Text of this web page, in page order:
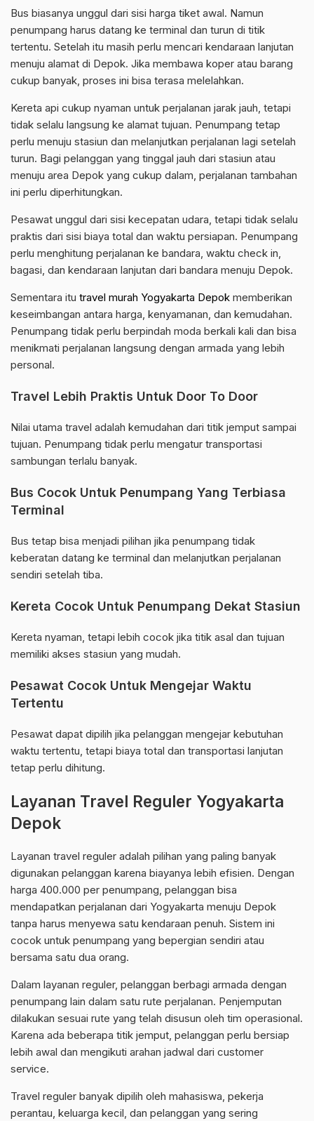
Bus biasanya unggul dari sisi harga tiket awal. Namun
penumpang harus datang ke terminal dan turun di titik
tertentu. Setelah itu masih perlu mencari kendaraan lanjutan
menuju alamat di Depok. Jika membawa koper atau barang
cukup banyak, proses ini bisa terasa melelahkan.
Kereta api cukup nyaman untuk perjalanan jarak jauh, tetapi
tidak selalu langsung ke alamat tujuan. Penumpang tetap
perlu menuju stasiun dan melanjutkan perjalanan lagi setelah
turun. Bagi pelanggan yang tinggal jauh dari stasiun atau
menuju area Depok yang cukup dalam, perjalanan tambahan
ini perlu diperhitungkan.
Pesawat unggul dari sisi kecepatan udara, tetapi tidak selalu
praktis dari sisi biaya total dan waktu persiapan. Penumpang
perlu menghitung perjalanan ke bandara, waktu check in,
bagasi, dan kendaraan lanjutan dari bandara menuju Depok.
Sementara itu travel murah Yogyakarta Depok memberikan
keseimbangan antara harga, kenyamanan, dan kemudahan.
Penumpang tidak perlu berpindah moda berkali kali dan bisa
menikmati perjalanan langsung dengan armada yang lebih
personal.
Travel Lebih Praktis Untuk Door To Door
Nilai utama travel adalah kemudahan dari titik jemput sampai
tujuan. Penumpang tidak perlu mengatur transportasi
sambungan terlalu banyak.
Bus Cocok Untuk Penumpang Yang Terbiasa
Terminal
Bus tetap bisa menjadi pilihan jika penumpang tidak
keberatan datang ke terminal dan melanjutkan perjalanan
sendiri setelah tiba.
Kereta Cocok Untuk Penumpang Dekat Stasiun
Kereta nyaman, tetapi lebih cocok jika titik asal dan tujuan
memiliki akses stasiun yang mudah.
Pesawat Cocok Untuk Mengejar Waktu
Tertentu
Pesawat dapat dipilih jika pelanggan mengejar kebutuhan
waktu tertentu, tetapi biaya total dan transportasi lanjutan
tetap perlu dihitung.
Layanan Travel Reguler Yogyakarta
Depok
Layanan travel reguler adalah pilihan yang paling banyak
digunakan pelanggan karena biayanya lebih efisien. Dengan
harga 400.000 per penumpang, pelanggan bisa
mendapatkan perjalanan dari Yogyakarta menuju Depok
tanpa harus menyewa satu kendaraan penuh. Sistem ini
cocok untuk penumpang yang bepergian sendiri atau
bersama satu dua orang.
Dalam layanan reguler, pelanggan berbagi armada dengan
penumpang lain dalam satu rute perjalanan. Penjemputan
dilakukan sesuai rute yang telah disusun oleh tim operasional.
Karena ada beberapa titik jemput, pelanggan perlu bersiap
lebih awal dan mengikuti arahan jadwal dari customer
service.
Travel reguler banyak dipilih oleh mahasiswa, pekerja
perantau, keluarga kecil, dan pelanggan yang sering